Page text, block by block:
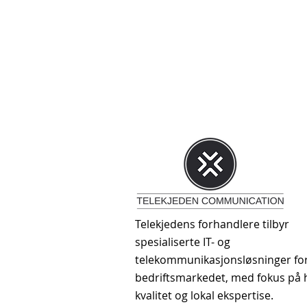
Telekjedens forhandlere tilbyr
spesialiserte IT- og
telekommunikasjonsløsninger
bedriftsmarkedet, med fokus på
kvalitet og lokal ekspertise.